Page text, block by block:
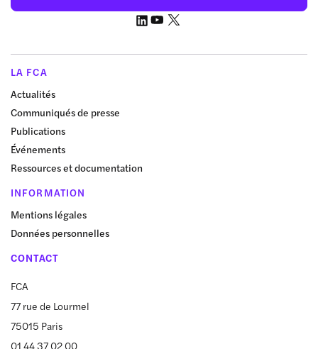
LA FCA
Actualités
Communiqués de presse
Publications
Événements
Ressources et documentation
INFORMATION
Mentions légales
Données personnelles
CONTACT
FCA
77 rue de Lourmel
75015 Paris
01 44 37 02 00